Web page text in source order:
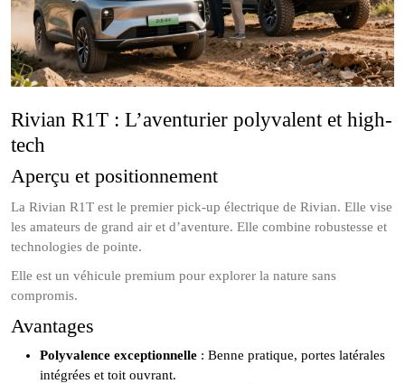
Rivian R1T : L’aventurier polyvalent et high-
tech
Aperçu et positionnement
La Rivian R1T est le premier pick-up électrique de Rivian. Elle vise
les amateurs de grand air et d’aventure. Elle combine robustesse et
technologies de pointe.
Elle est un véhicule premium pour explorer la nature sans
compromis.
Avantages
Polyvalence exceptionnelle : Benne pratique, portes latérales
intégrées et toit ouvrant.